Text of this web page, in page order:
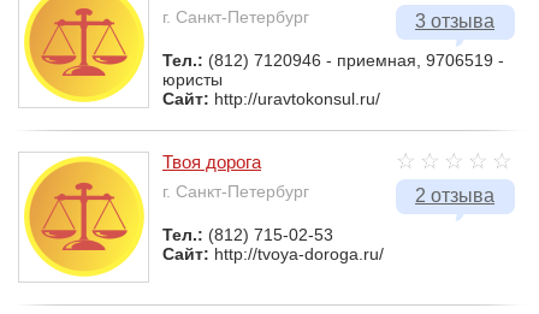
3 отзыва
г. Санкт-Петербург
Тел.: (812) 7120946 - приемная, 9706519 -
юристы
Сайт: http://uravtokonsul.ru/
2 отзыва
Твоя дорога
г. Санкт-Петербург
Тел.: (812) 715-02-53
Сайт: http://tvoya-doroga.ru/